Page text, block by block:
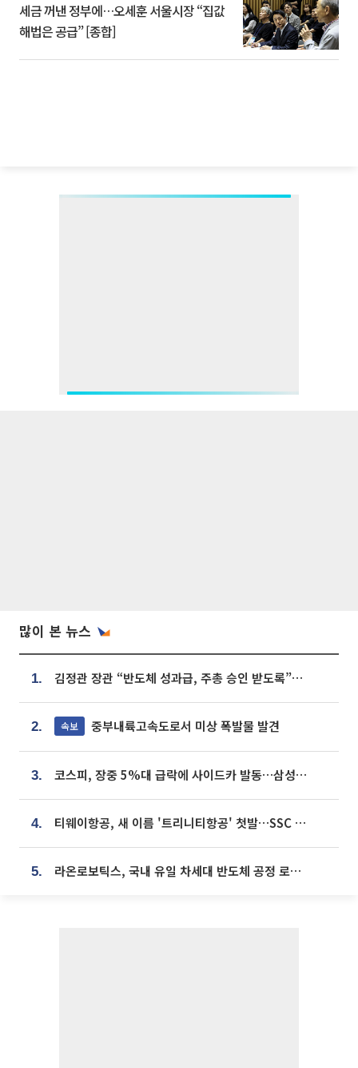
세금 꺼낸 정부에…오세훈 서울시장 “집값
해법은 공급” [종합]
많이 본 뉴스
1. 김정관 장관 “반도체 성과급, 주총 승인 받도록”…상법·자본시장법 개정 시사
2. 속보 중부내륙고속도로서 미상 폭발물 발견
3. 코스피, 장중 5%대 급락에 사이드카 발동…삼성·SK 동반 폭락
4. 티웨이항공, 새 이름 '트리니티항공' 첫발…SSC 전략 본격화
5. 라온로보틱스, 국내 유일 차세대 반도체 공정 로봇 개발 ‘고객사 테스트 진행’